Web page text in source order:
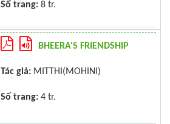
Số trang: 8 tr.
BHEERA'S FRIENDSHIP
Tác giả: MITTHI(MOHINI)
Số trang: 4 tr.